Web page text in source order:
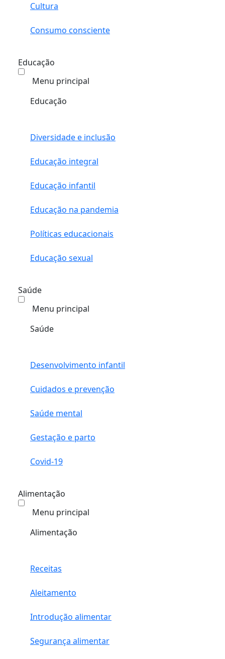
Cultura
Consumo consciente
Educação
Menu principal
Educação
Diversidade e inclusão
Educação integral
Educação infantil
Educação na pandemia
Políticas educacionais
Educação sexual
Saúde
Menu principal
Saúde
Desenvolvimento infantil
Cuidados e prevenção
Saúde mental
Gestação e parto
Covid-19
Alimentação
Menu principal
Alimentação
Receitas
Aleitamento
Introdução alimentar
Segurança alimentar